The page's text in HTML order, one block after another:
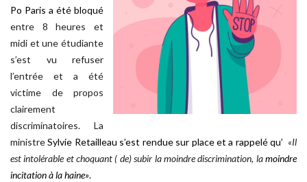
Po Paris a été bloqué
entre 8 heures et
midi et une étudiante
s’est vu refuser
l’entrée et a été
victime de propos
clairement
discriminatoires. La
ministreSylvie Retailleau s’est rendue sur place et a rappelé qu’ «Il
est intolérable et choquant ( de) subir la moindre discrimination, lamoindre
incitation à la haine».